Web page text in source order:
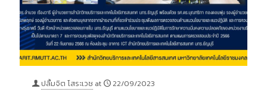
ปลื้มจิต โสระเวช at 22/09/2023